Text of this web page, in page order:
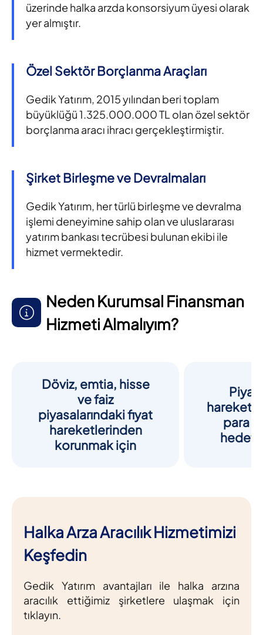
üzerinde halka arzda konsorsiyum üyesi olarak
yer almıştır.
Özel Sektör Borçlanma Araçları
Gedik Yatırım, 2015 yılından beri toplam
büyüklüğü 1.325.000.000 TL olan özel sektör
borçlanma aracı ihracı gerçekleştirmiştir.
Şirket Birleşme ve Devralmaları
Gedik Yatırım, her türlü birleşme ve devralma
işlemi deneyimine sahip olan ve uluslararası
yatırım bankası tecrübesi bulunan ekibi ile
hizmet vermektedir.
Neden Kurumsal Finansman
Hizmeti Almalıyım?
Döviz, emtia, hisse
ve faiz
piyasalarındaki fiyat
hareketlerinden
korunmak için
para
Halka Arza Aracılık Hizmetimizi
Keşfedin
Gedik Yatırım avantajları ile halka arzına
aracılık ettiğimiz şirketlere ulaşmak için
tıklayın.